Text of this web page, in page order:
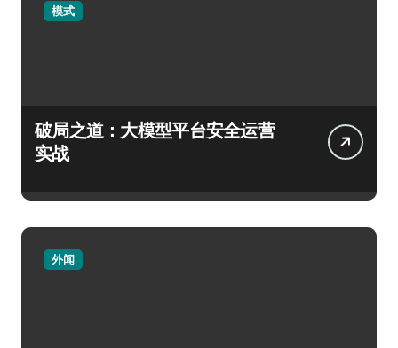
模式
破局之道：大模型平台安全运营
实战
外闻